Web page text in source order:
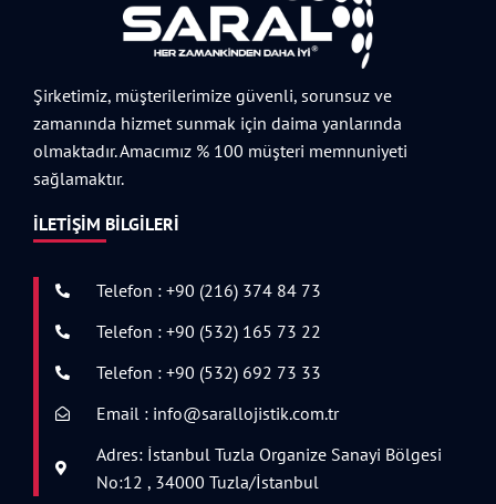
Şirketimiz, müşterilerimize güvenli, sorunsuz ve
zamanında hizmet sunmak için daima yanlarında
olmaktadır. Amacımız % 100 müşteri memnuniyeti
sağlamaktır.
İLETIŞIM BILGILERI
Telefon : +90 (216) 374 84 73
Telefon : +90 (532) 165 73 22
Telefon : +90 (532) 692 73 33
Email : info@sarallojistik.com.tr
Adres: İstanbul Tuzla Organize Sanayi Bölgesi
No:12 , 34000 Tuzla/İstanbul